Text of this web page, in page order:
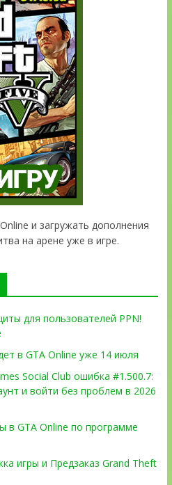
и загружать дополнения
на арене уже в игре.
для пользователей PPN!
в GTA Online уже 14 июля
Social Club ошибка #1.500.7:
и войти без проблем в 2026
в GTA Online по программе
игры и Предзаказ Grand Theft